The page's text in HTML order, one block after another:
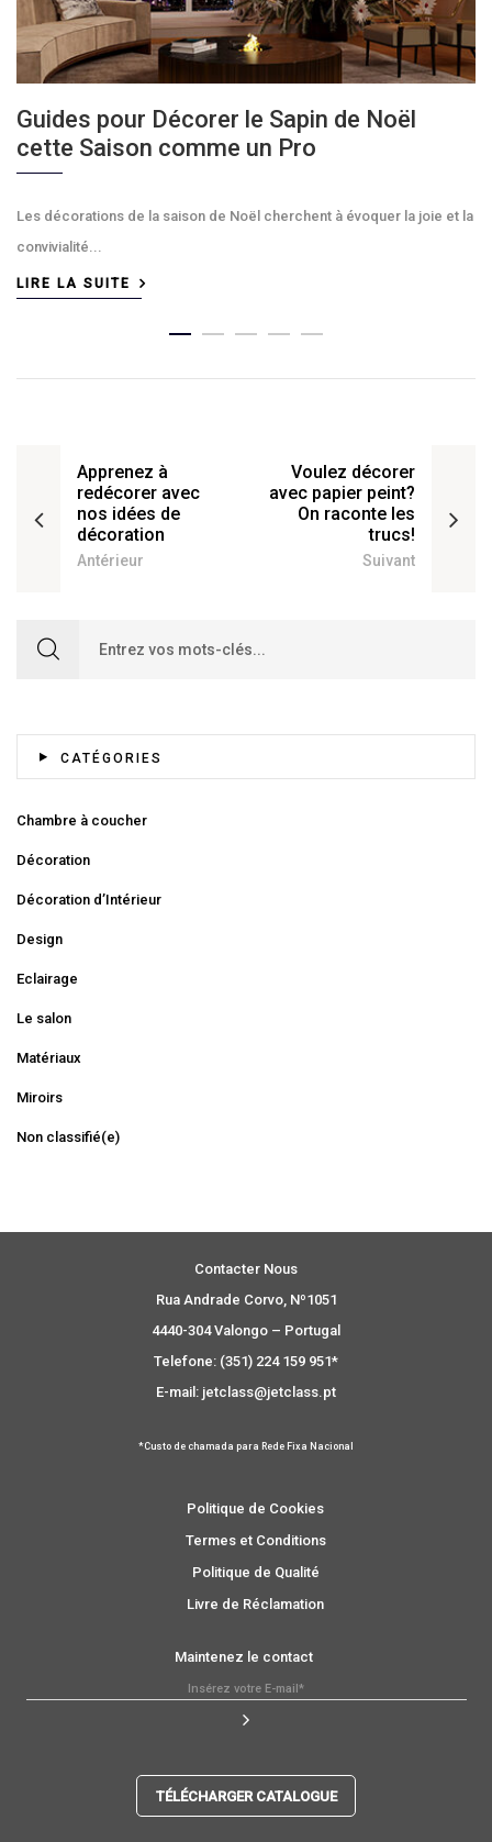
Guides pour Décorer le Sapin de Noël
cette Saison comme un Pro
Les décorations de la saison de Noël cherchent à évoquer la joie et la
convivialité...
LIRE LA SUITE
Apprenez à
redécorer avec
nos idées de
décoration
Antérieur
Voulez décorer
avec papier peint?
On raconte les
trucs!
Suivant
Search for:
CATÉGORIES
Chambre à coucher
Décoration
Décoration d’Intérieur
Design
Eclairage
Le salon
Matériaux
Miroirs
Non classifié(e)
Contacter Nous
Rua Andrade Corvo, Nº1051
4440-304 Valongo – Portugal
Telefone: (351) 224 159 951*
E-mail: jetclass@jetclass.pt
*Custo de chamada para Rede Fixa Nacional
Politique de Cookies
Termes et Conditions
Politique de Qualité
Livre de Réclamation
Maintenez le contact
TÉLÉCHARGER CATALOGUE